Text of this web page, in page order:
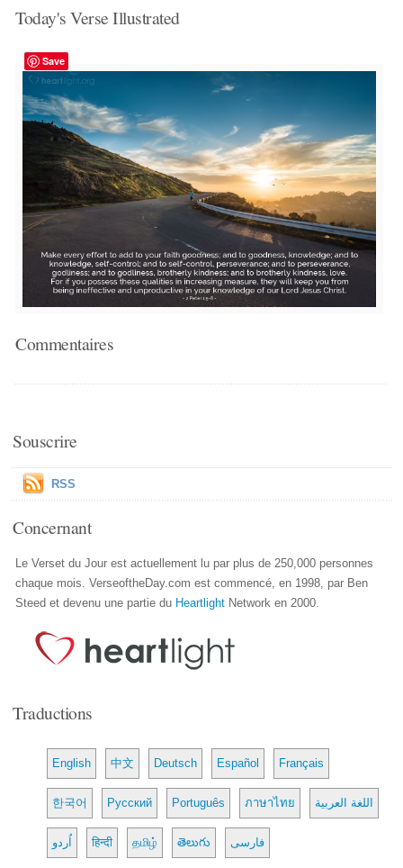
Today's Verse Illustrated
Save
Commentaires
Souscrire
RSS
Concernant
Le Verset du Jour est actuellement lu par plus de 250,000 personnes
chaque mois. VerseoftheDay.com est commencé, en 1998, par Ben
Steed et devenu une partie du Heartlight Network en 2000.
Traductions
English 中文 Deutsch Español Français
한국어 Русский Português ภาษาไทย اللغة العربية
اُردو हिन्दी தமிழ் తెలుగు فارسی